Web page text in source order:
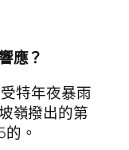
應？
特年夜暴雨
嶺撥出的第
。